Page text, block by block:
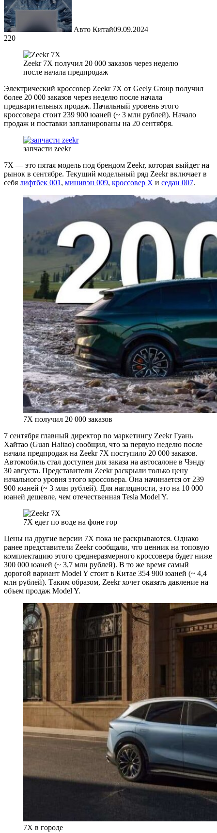
Авто Китай09.09.2024
220
Zeekr 7X получил 20 000 заказов через неделю
после начала предпродаж
Электрический кроссовер Zeekr 7X от Geely Group получил
более 20 000 заказов через неделю после начала
предварительных продаж. Начальный уровень этого
кроссовера стоит 239 900 юаней (~ 3 млн рублей). Начало
продаж и поставки запланированы на 20 сентября.
запчасти zeekr
7X — это пятая модель под брендом Zeekr, которая выйдет на
рынок в сентябре. Текущий модельный ряд Zeekr включает в
себя лифтбек 001 , минивэн 009, кроссовер X и седан 007.
7X получил 20 000 заказов
7 сентября главный директор по маркетингу Zeekr Гуань
Хайтао (Guan Haitao) сообщил, что за первую неделю после
начала предпродаж на Zeekr 7X поступило 20 000 заказов.
Автомобиль стал доступен для заказа на автосалоне в Чэнду
30 августа. Представители Zeekr раскрыли только цену
начального уровня этого кроссовера. Она начинается от 239
900 юаней (~ 3 млн рублей). Для наглядности, это на 10 000
юаней дешевле, чем отечественная Tesla Model Y.
7X едет по воде на фоне гор
Цены на другие версии 7X пока не раскрываются. Однако
ранее представители Zeekr сообщали, что ценник на топовую
комплектацию этого среднеразмерного кроссовера будет ниже
300 000 юаней (~ 3,7 млн рублей). В то же время самый
дорогой вариант Model Y стоит в Китае 354 900 юаней (~ 4,4
млн рублей). Таким образом, Zeekr хочет оказать давление на
объем продаж Model Y.
7X в городе